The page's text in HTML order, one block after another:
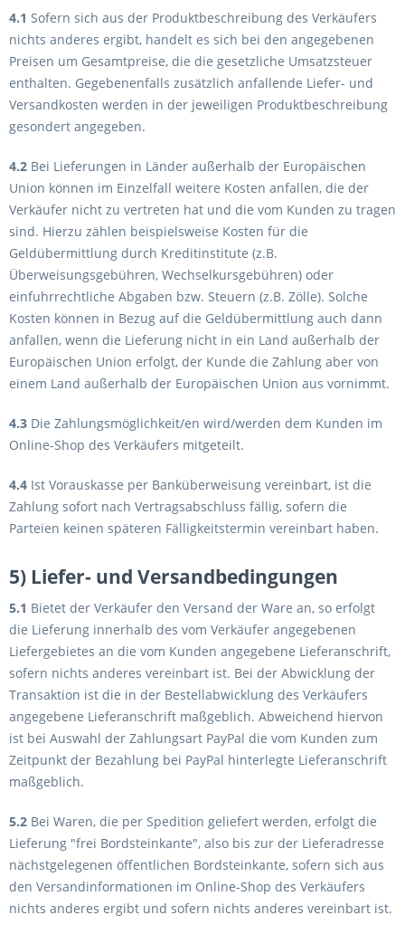
4.1 Sofern sich aus der Produktbeschreibung des Verkäufers
nichts anderes ergibt, handelt es sich bei den angegebenen
Preisen um Gesamtpreise, die die gesetzliche Umsatzsteuer
enthalten. Gegebenenfalls zusätzlich anfallende Liefer- und
Versandkosten werden in der jeweiligen Produktbeschreibung
gesondert angegeben.
4.2 Bei Lieferungen in Länder außerhalb der Europäischen
Union können im Einzelfall weitere Kosten anfallen, die der
Verkäufer nicht zu vertreten hat und die vom Kunden zu tragen
sind. Hierzu zählen beispielsweise Kosten für die
Geldübermittlung durch Kreditinstitute (z.B.
Überweisungsgebühren, Wechselkursgebühren) oder
einfuhrrechtliche Abgaben bzw. Steuern (z.B. Zölle). Solche
Kosten können in Bezug auf die Geldübermittlung auch dann
anfallen, wenn die Lieferung nicht in ein Land außerhalb der
Europäischen Union erfolgt, der Kunde die Zahlung aber von
einem Land außerhalb der Europäischen Union aus vornimmt.
4.3 Die Zahlungsmöglichkeit/en wird/werden dem Kunden im
Online-Shop des Verkäufers mitgeteilt.
4.4 Ist Vorauskasse per Banküberweisung vereinbart, ist die
Zahlung sofort nach Vertragsabschluss fällig, sofern die
Parteien keinen späteren Fälligkeitstermin vereinbart haben.
5) Liefer- und Versandbedingungen
5.1 Bietet der Verkäufer den Versand der Ware an, so erfolgt
die Lieferung innerhalb des vom Verkäufer angegebenen
Liefergebietes an die vom Kunden angegebene Lieferanschrift,
sofern nichts anderes vereinbart ist. Bei der Abwicklung der
Transaktion ist die in der Bestellabwicklung des Verkäufers
angegebene Lieferanschrift maßgeblich. Abweichend hiervon
ist bei Auswahl der Zahlungsart PayPal die vom Kunden zum
Zeitpunkt der Bezahlung bei PayPal hinterlegte Lieferanschrift
maßgeblich.
5.2 Bei Waren, die per Spedition geliefert werden, erfolgt die
Lieferung "frei Bordsteinkante", also bis zur der Lieferadresse
nächstgelegenen öffentlichen Bordsteinkante, sofern sich aus
den Versandinformationen im Online-Shop des Verkäufers
nichts anderes ergibt und sofern nichts anderes vereinbart ist.